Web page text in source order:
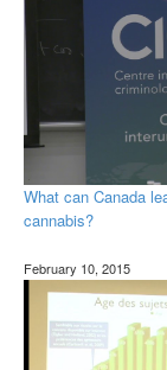
What can Canada
cannabis?
February 10, 2015